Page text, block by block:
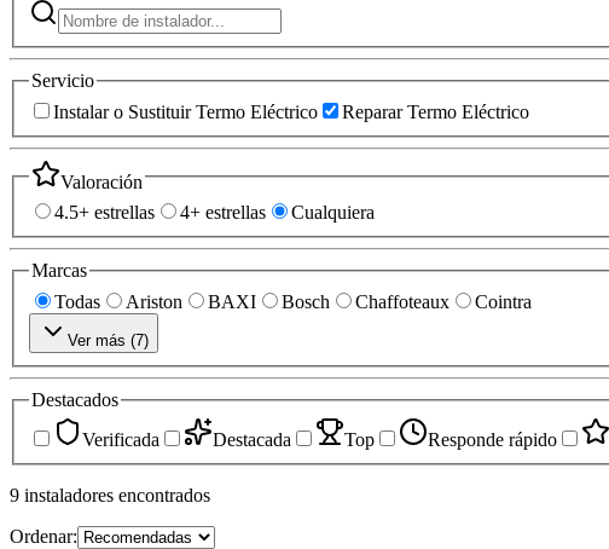
Servicio
Instalar o Sustituir Termo Eléctrico
Reparar Termo Eléctrico
Valoración
4.5+ estrellas
4+ estrellas Cualquiera
Marcas
Todas
Ariston BAXI Bosch Chaffoteaux Cointra
Ver más (7)
Destacados
Verificada
Destacada Top Responde rápido
9 instaladores encontrados
Ordenar: